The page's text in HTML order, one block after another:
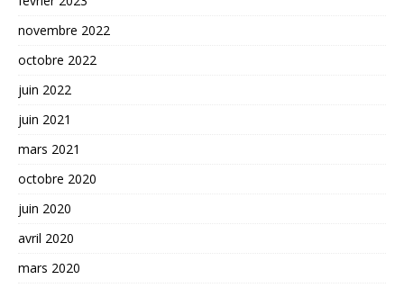
novembre 2022
octobre 2022
juin 2022
juin 2021
mars 2021
octobre 2020
juin 2020
avril 2020
mars 2020